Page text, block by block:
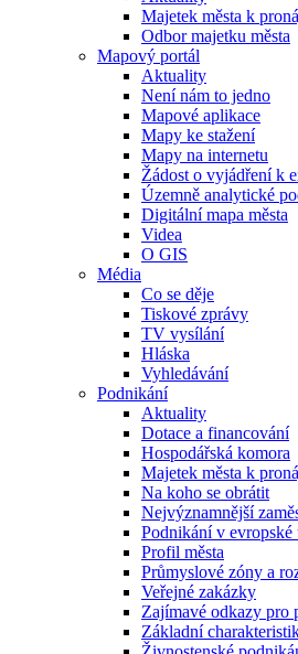
Majetek města k
Odbor majetku města
Mapový portál
Aktuality
Není nám to jedno
Mapové aplikace
Mapy ke stažení
Mapy na internetu
Žádost o vyjádření k
Územně analytické
Digitální mapa města
Videa
O GIS
Média
Co se děje
Tiskové zprávy
TV vysílání
Hláska
Vyhledávání
Podnikání
Aktuality
Dotace a financování
Hospodářská komora
Majetek města k
Na koho se obrátit
Nejvýznamnější
Podnikání v evropské
Profil města
Průmyslové zóny a
Veřejné zakázky
Zajímavé odkazy pro
Základní